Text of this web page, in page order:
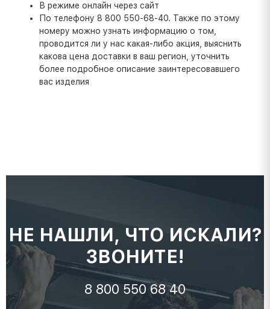
В режиме онлайн через сайт
По телефону 8 800 550-68-40. Также по этому
номеру можно узнать информацию о том,
проводится ли у нас какая-либо акция, выяснить
какова цена доставки в ваш регион, уточнить
более подробное описание заинтересовавшего
вас изделия
НЕ НАШЛИ, ЧТО ИСКАЛИ?
ЗВОНИТЕ!
8 800 550 68 40